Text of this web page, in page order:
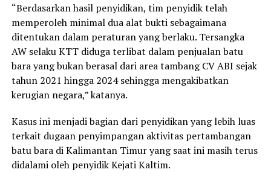
“Berdasarkan hasil penyidikan, tim penyidik telah
memperoleh minimal dua alat bukti sebagaimana
ditentukan dalam peraturan yang berlaku. Tersangka
AW selaku KTT diduga terlibat dalam penjualan batu
bara yang bukan berasal dari area tambang CV ABI sejak
tahun 2021 hingga 2024 sehingga mengakibatkan
kerugian negara,” katanya.
Kasus ini menjadi bagian dari penyidikan yang lebih luas
terkait dugaan penyimpangan aktivitas pertambangan
batu bara di Kalimantan Timur yang saat ini masih terus
didalami oleh penyidik Kejati Kaltim.